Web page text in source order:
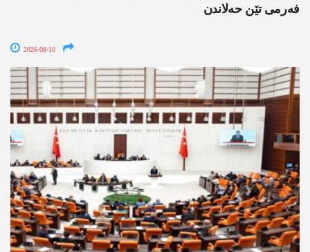
فەرمی تێن حەلاندن
2026-08-10